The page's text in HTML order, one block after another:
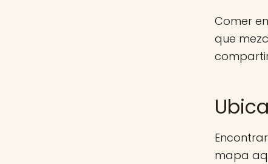
Comer
que
mapa